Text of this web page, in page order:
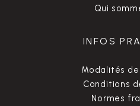
Qui
INFOS
Modalités
Conditions
Normes